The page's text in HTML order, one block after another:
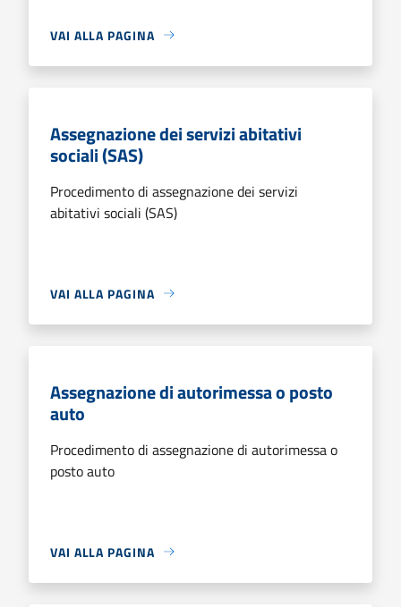
VAI ALLA PAGINA
Assegnazione dei servizi abitativi
sociali (SAS)
Procedimento di assegnazione dei servizi
abitativi sociali (SAS)
VAI ALLA PAGINA
Assegnazione di autorimessa o posto
auto
Procedimento di assegnazione di autorimessa o
posto auto
VAI ALLA PAGINA